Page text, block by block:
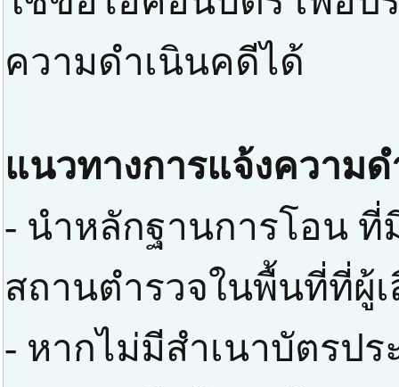
ความดำเนินคดีได้
แนวทางการแจ้งความ
- นำหลักฐานการโอน
สถานตำรวจในพื้นที่ที่ผู้
- หากไม่มีสำเนาบัตรป